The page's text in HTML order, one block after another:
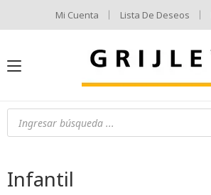
Mi Cuenta Lista De Deseos
Infantil